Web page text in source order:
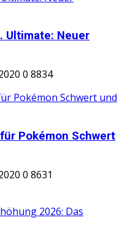
Ultimate: Neuer
0 8834
Pokémon Schwert
0 8631